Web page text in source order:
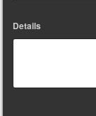
Details